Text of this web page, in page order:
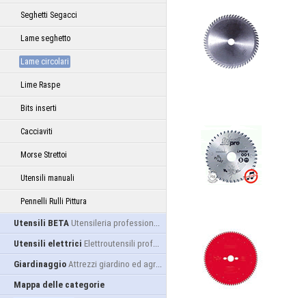
Seghetti Segacci
Lame seghetto
Lame circolari
Lime Raspe
Bits inserti
Cacciaviti
Morse Strettoi
Utensili manuali
Pennelli Rulli Pittura
Utensili BETA Utensileria professionale
Utensili elettrici Elettroutensili professionali
Giardinaggio Attrezzi giardino ed agricoltura
Mappa delle categorie